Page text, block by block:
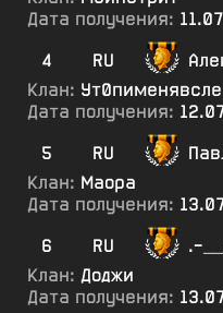
Дата получения:
4
RU
Клан:
Дата получения:
5
RU
Клан: Маора
Дата получения:
6
RU
.-
Клан: Доджи
Дата получения: